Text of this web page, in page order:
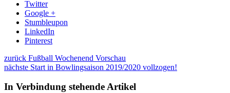
Twitter
Google +
Stumbleupon
LinkedIn
Pinterest
zurück Fußball Wochenend Vorschau
nächste Start in Bowlingsaison 2019/2020 vollzogen!
In Verbindung stehende Artikel